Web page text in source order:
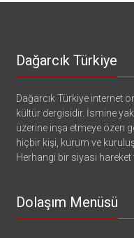
Dağarcık Türkiye
Dağarcık Türkiye internet
kültür dergisidir. İsmine
üzerine inşa etmeye özen
hiçbir kişi, kurum ve
Herhangi bir siyasi hareket
Dolaşım Menüsü